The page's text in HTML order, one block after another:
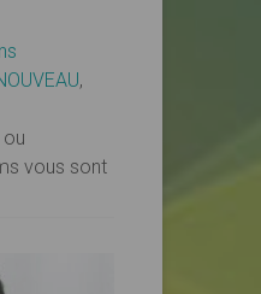
,
vous sont